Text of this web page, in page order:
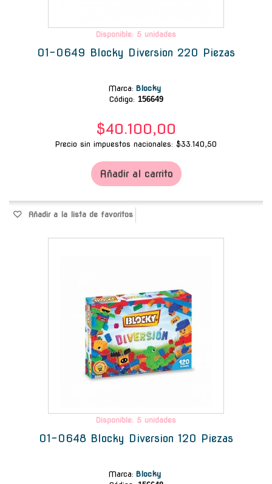
Disponible: 5 unidades
01-0649 Blocky Diversion 220 Piezas
Marca: Blocky
Código: 156649
$40.100,00
Precio sin impuestos nacionales: $33.140,50
Añadir al carrito
Añadir a la lista de favoritos
Disponible: 5 unidades
01-0648 Blocky Diversion 120 Piezas
Marca: Blocky